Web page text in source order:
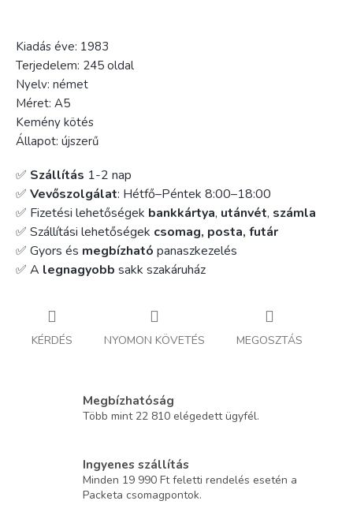
Kiadás éve: 1983
Terjedelem: 245 oldal
Nyelv: német
Méret: A5
Kemény kötés
Állapot: újszerű
✅ Szállítás 1-2 nap
✅ Vevőszolgálat: Hétfő–Péntek 8:00–18:00
✅ Fizetési lehetőségek bankkártya, utánvét, számla
✅ Szállítási lehetőségek csomag, posta, futár
✅ Gyors és megbízható panaszkezelés
✅ A legnagyobb sakk szakáruház
KÉRDÉS NYOMON KÖVETÉS MEGOSZTÁS
Megbízhatóság
Több mint 22 810 elégedett ügyfél.
Ingyenes szállítás
Minden 19 990 Ft feletti rendelés esetén a
Packeta csomagpontok.